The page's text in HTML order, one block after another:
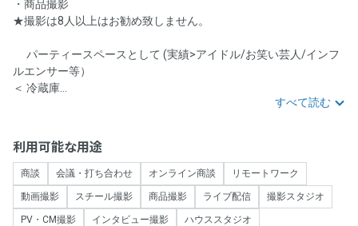
・商品撮影
★撮影は8人以上はお勧め致しません。
🎉パーティースペースとして (実績>アイドル/お笑い芸人/インフ
ルエンサー等）
＜ 冷蔵庫...
すべて読む
利用可能な用途
商談 会議・打ち合わせ オンライン商談 リモートワーク
動画撮影 スチール撮影 商品撮影 ライブ配信 撮影スタジオ
PV・CM撮影 インタビュー撮影 ハウススタジオ